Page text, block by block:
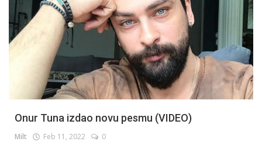
Filmovi
Glumci
Register
Onur Tuna izdao novu pesmu (VIDEO)
Milt Feb 11, 2022 0